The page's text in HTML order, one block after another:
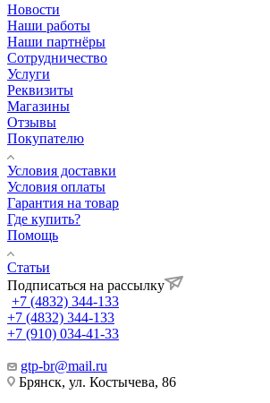
Новости
Наши работы
Наши партнёры
Сотрудничество
Услуги
Реквизиты
Магазины
Отзывы
Покупателю
Условия доставки
Условия оплаты
Гарантия на товар
Где купить?
Помощь
Статьи
Подписаться на рассылку
+7 (4832) 344-133
+7 (4832) 344-133
+7 (910) 034-41-33
gtp-br@mail.ru
Брянск, ул. Костычева, 86